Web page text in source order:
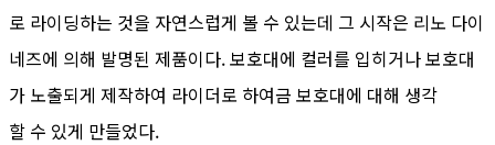
로 라이딩하는 것을 자연스럽게 볼 수 있는데 그 시작은 리노 다이
네즈에 의해 발명된 제품이다. 보호대에 컬러를 입히거나 보호대
가 노출되게 제작하여 라이더로 하여금 보호대에 대해 생각
할 수 있게 만들었다.